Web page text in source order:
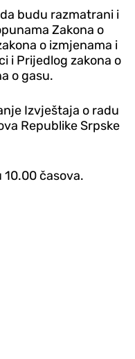
budu razmatrani i
Zakona o
o izmjenama i
i Prijedlog zakona o
o gasu.
Izvještaja o radu
Republike Srpske
10.00 časova.